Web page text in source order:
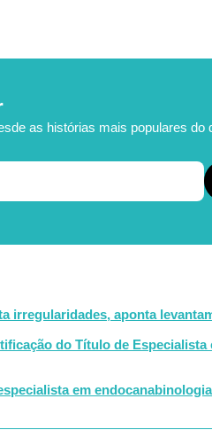
as histórias mais populares do
irregularidades, aponta
do Título de Especialista
em